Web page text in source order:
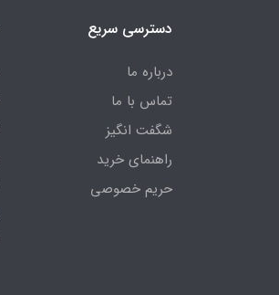
دسترسی سریع
درباره ما
تماس با ما
شگفت انگیز
راهنمای خرید
حریم خصوصی